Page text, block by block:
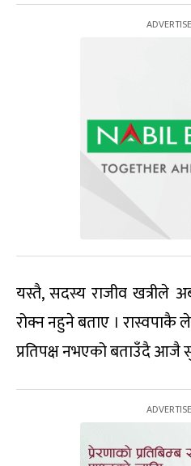
यस्तै, सदस्य राजीव खत्रीले
रोक्न नहुने बताए । रास्वपाकै
प्रतिपक्ष नभएको बताउँदै आजै